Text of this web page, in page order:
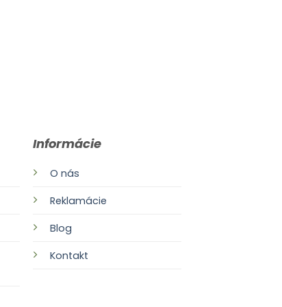
Informácie
O nás
Reklamácie
Blog
Kontakt